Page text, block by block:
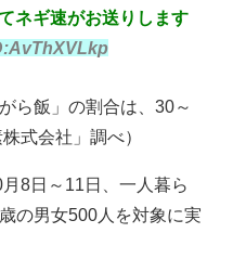
ネギ速がお送りします
ら飯」の割合は、30～
式会社」調べ）
8日～11日、一人暮ら
の男女500人を対象に実